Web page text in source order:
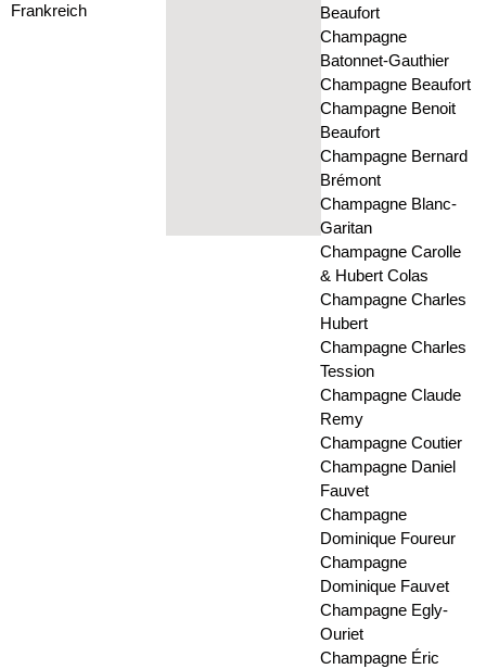
Frankreich
Beaufort
Champagne
Batonnet-Gauthier
Champagne Beaufort
Champagne Benoit
Beaufort
Champagne Bernard
Brémont
Champagne Blanc-
Garitan
Champagne Carolle
& Hubert Colas
Champagne Charles
Hubert
Champagne Charles
Tession
Champagne Claude
Remy
Champagne Coutier
Champagne Daniel
Fauvet
Champagne
Dominique Foureur
Champagne
Dominique Fauvet
Champagne Egly-
Ouriet
Champagne Éric